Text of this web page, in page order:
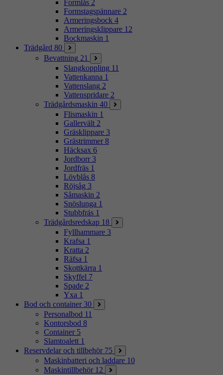
Formlås 2
Formstagspännare 2
Armeringsbock 4
Armeringsklippare 12
Bockmaskin 1
Trädgård 80
Bevattning 21
Slangkoppling 11
Vattenkanna 1
Vattenslang 2
Vattenspridare 2
Trädgårdsmaskin 40
Flismaskin 1
Gallervält 2
Gräsklippare 3
Grästrimmer 8
Häcksax 6
Jordborr 3
Jordfräs 1
Lövblås 8
Röjsåg 3
Såmaskin 2
Snöslunga 1
Stubbfräs 1
Trädgårdsredskap 18
Fyllhammare 3
Krafsa 1
Kratta 2
Räfsa 1
Skottkärra 1
Skyffel 7
Spade 2
Yxa 1
Bod och container 30
Personalbod 11
Kontorsbod 8
Container 5
Slamtoalett 1
Reservdelar och tillbehör 75
Maskinbatteri och laddare 10
Maskintillbehör 12